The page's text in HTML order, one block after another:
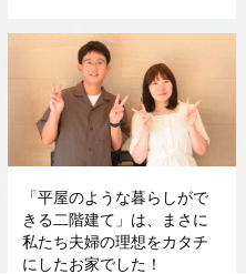
「平屋のような暮らしがで
きる二階建て」は、まさに
私たち夫婦の理想をカタチ
にしたお家でした！